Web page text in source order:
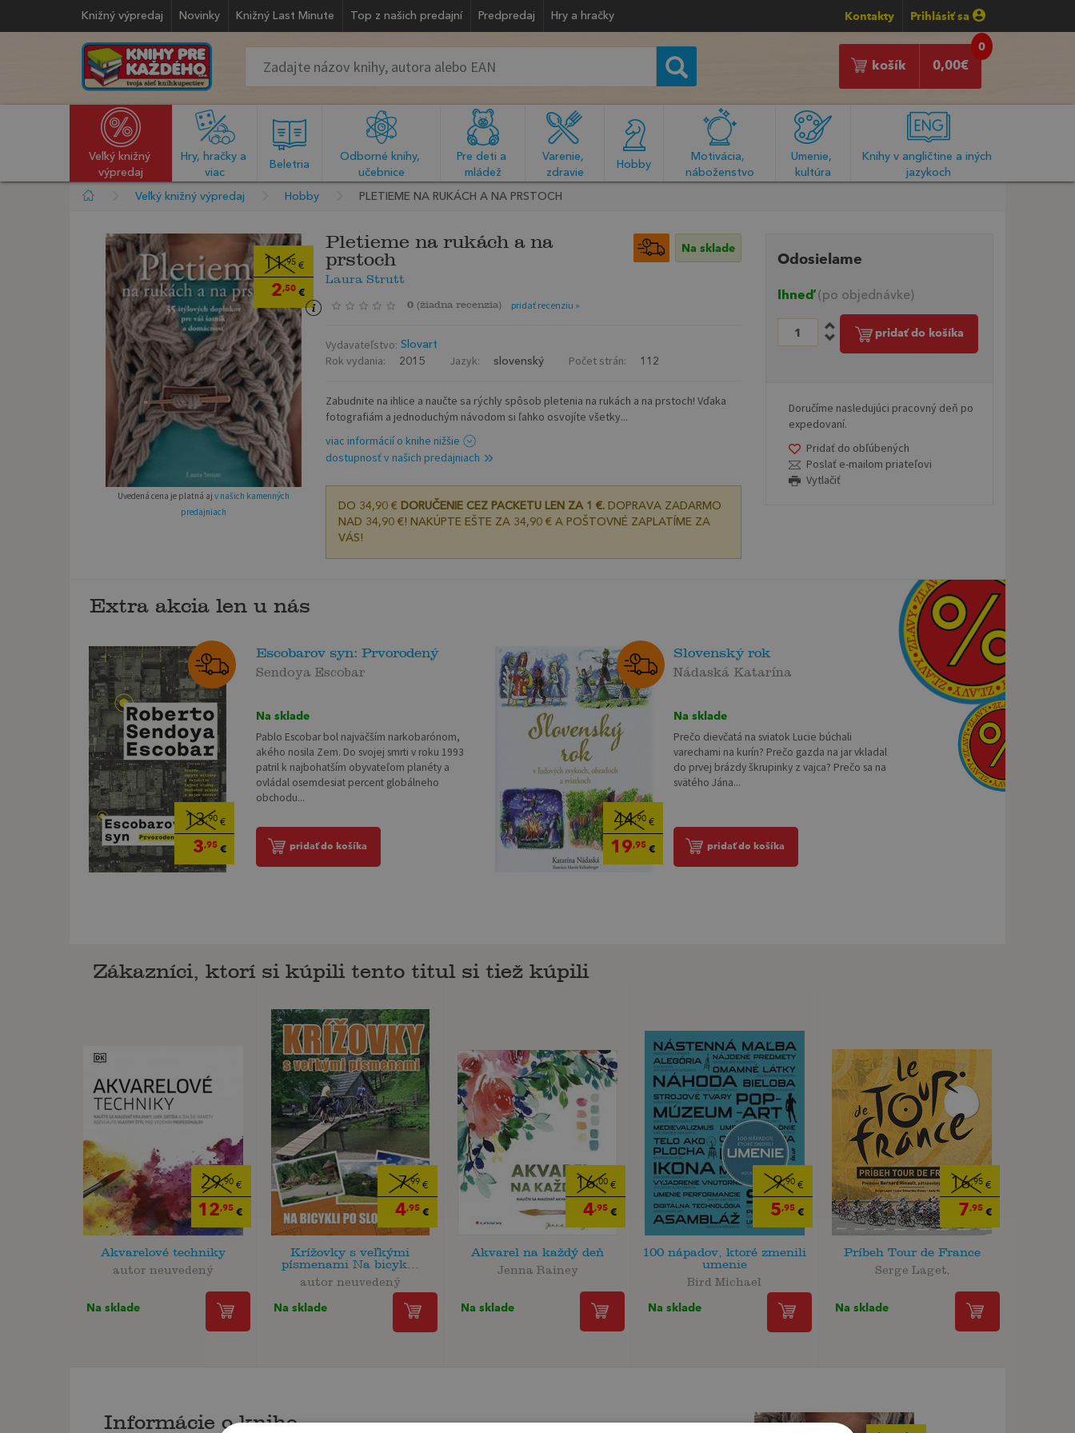
Knižný výpredaj Novinky Knižný Last Minute Top z našich predajní Predpredaj Hry a hračky Kontakty Prihlásiť sa
0
0,00€
košík
Veľký knižný
výpredaj
Hry, hračky a
viac
Beletria
Odborné knihy,
učebnice
Pre deti a
mládež
Varenie,
zdravie
Hobby
Motivácia,
náboženstvo
Umenie,
kultúra
Knihy v angličtine a iných
jazykoch
Veľký knižný výpredaj Hobby PLETIEME NA RUKÁCH A NA PRSTOCH
11,95 €
2,50 €
Uvedená cena je platná aj v našich kamenných
predajniach
Pletieme na rukách a na
prstoch
Laura Strutt
Na sklade
0 (žiadna recenzia) pridať recenziu »
Vydavateľstvo: Slovart
Rok vydania: 2015 Jazyk: slovenský Počet strán: 112
Zabudnite na ihlice a naučte sa rýchly spôsob pletenia na rukách a na prstoch! Vďaka
fotografiám a jednoduchým návodom si ľahko osvojíte všetky...
viac informácií o knihe nižšie
dostupnosť v našich predajniach
DO 34,90 € DORUČENIE CEZ PACKETU LEN ZA 1 €.DOPRAVA ZADARMO
NAD 34,90 €! NAKÚPTE EŠTE ZA 34,90 € A POŠTOVNÉ ZAPLATÍME ZA
VÁS!
Odosielame
Ihneď(po objednávke)
pridať do košíka
Doručíme nasledujúci pracovný deň po
expedovaní.
Pridať do obľúbených
Poslať e-mailom priateľovi
Vytlačiť
Extra akcia len u nás
13,90€
3,95€
Escobarov syn: Prvorodený
Sendoya Escobar
Na sklade
Pablo Escobar bol najväčším narkobarónom,
akého nosila Zem. Do svojej smrti v roku 1993
patril k najbohatším obyvateľom planéty a
ovládal osemdesiat percent globálneho
obchodu...
pridať do košíka
44,90€
19,95€
Slovenský rok
Nádaská Katarína
Na sklade
Prečo dievčatá na sviatok Lucie búchali
varechami na kurín? Prečo gazda na jar vkladal
do prvej brázdy škrupinky z vajca? Prečo sa na
svätého Jána...
pridať do košíka
Zákazníci, ktorí si kúpili tento titul si tiež kúpili
29,90 €
12,95 €
Akvarelové techniky
autor neuvedený
Na sklade
7,99 €
4,95 €
Krížovky s veľkými
písmenami Na bicyk...
autor neuvedený
Na sklade
16,00 €
4,95 €
Akvarel na každý deň
Jenna Rainey
Na sklade
9,90 €
5,95 €
100 nápadov, ktoré zmenili
umenie
Bird Michael
Na sklade
16,95€
7,95€
Príbeh Tour de France
Serge Laget,
Na sklade
Informácie o knihe